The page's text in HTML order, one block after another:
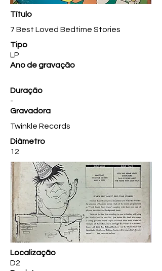
Título
7 Best Loved Bedtime Stories
Tipo
LP
Ano de gravação
Duração
-
Gravadora
Twinkle Records
Diâmetro
12
Localização
D2